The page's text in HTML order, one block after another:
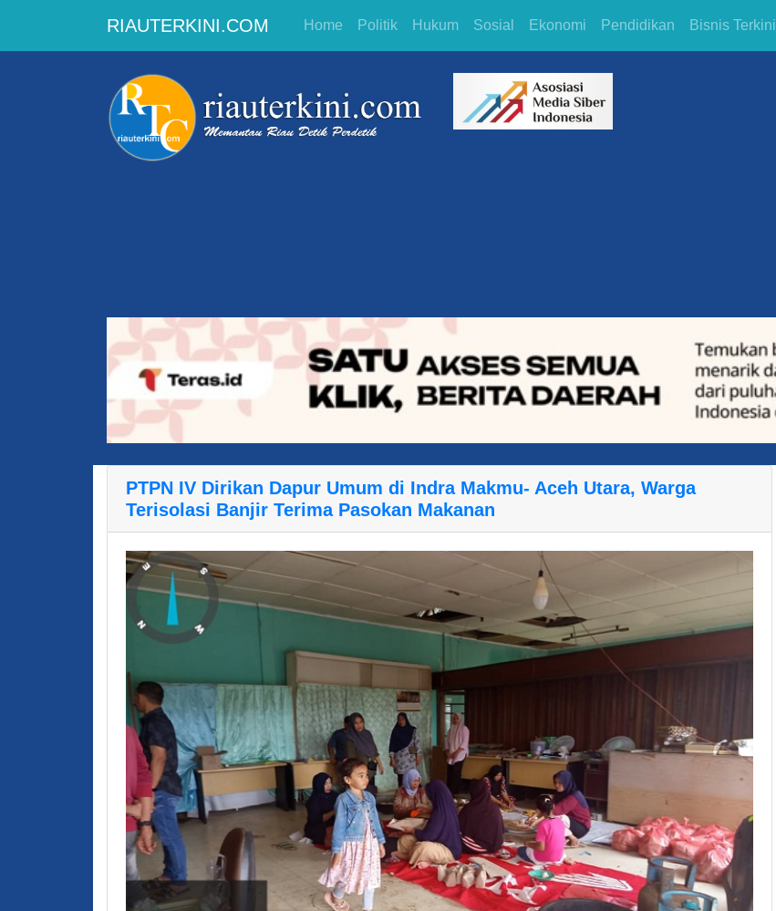
RIAUTERKINI.COM Home Politik Hukum Sosial Ekonomi Pendidikan Bisnis Terkini
PTPN IV Dirikan Dapur Umum di Indra Makmu- Aceh Utara, Warga
Terisolasi Banjir Terima Pasokan Makanan